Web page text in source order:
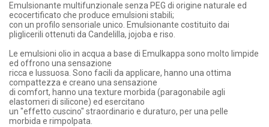
Emulsionante multifunzionale senza PEG di origine naturale ed
ecocertificato che produce emulsioni stabili;
con un profilo sensoriale unico. Emulsionante costituito dai
pliglicerili ottenuti da Candelilla, jojoba e riso.
Le emulsioni olio in acqua a base di Emulkappa sono molto limpide
ed offrono una sensazione
ricca e lussuosa. Sono facili da applicare, hanno una ottima
compattezza e creano una sensazione
di comfort, hanno una texture morbida (paragonabile agli
elastomeri di silicone) ed esercitano
un "effetto cuscino" straordinario e duraturo, per una pelle
morbida e rimpolpata.